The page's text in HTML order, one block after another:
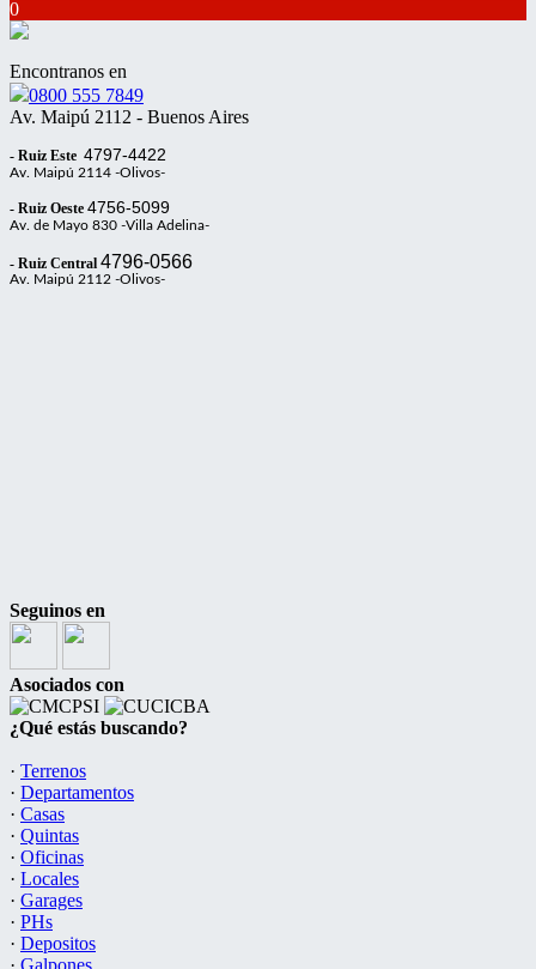
0
Encontranos en
0800 555 7849
Av. Maipú 2112 - Buenos Aires
- Ruiz Este 4797-4422
Av. Maipú 2114 -Olivos-
- Ruiz Oeste 4756-5099
Av. de Mayo 830 -Villa Adelina-
- Ruiz Central 4796-0566
Av. Maipú 2112 -Olivos-
Seguinos en
Asociados con
¿Qué estás buscando?
· Terrenos
· Departamentos
· Casas
· Quintas
· Oficinas
· Locales
· Garages
· PHs
· Depositos
· Galpones